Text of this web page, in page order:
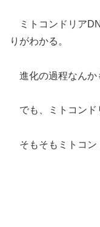
ミトコンドリア
りがわかる。
進化の過程なんか
でも、ミトコンド
そもそもミトコン